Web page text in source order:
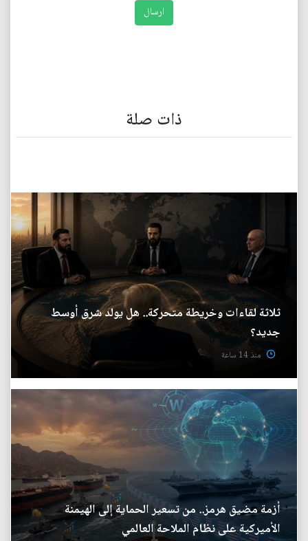
ذات صلة
ثلاثة لقاءات وخريطة متحركة.. هل يولد شرق أوسط
جديد؟
منذ 14 ساعة
أزمة مضيق هرمز.. من تسعير الحماية إلى الهيمنة
الأميركية على نظام الملاحة العالمي